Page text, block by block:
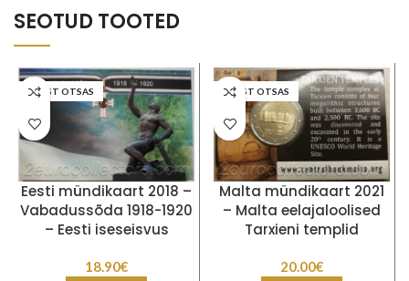
SEOTUD TOOTED
LAOST OTSAS
Eesti mündikaart 2018 –
Vabadussõda 1918-1920
– Eesti iseseisvus
18.90€
LAOST OTSAS
Malta mündikaart 2021
– Malta eelajaloolised
Tarxieni templid
20.00€